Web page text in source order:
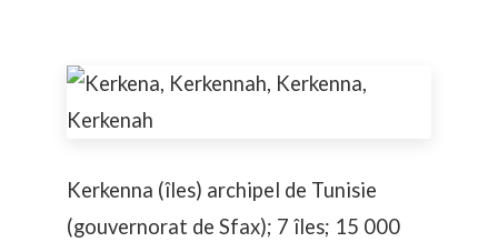
Kerkenna (îles) archipel de Tunisie
(gouvernorat de Sfax); 7 îles; 15 000